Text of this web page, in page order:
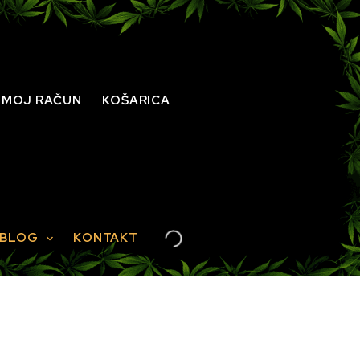
MOJ RAČUN KOŠARICA
BLOG KONTAKT